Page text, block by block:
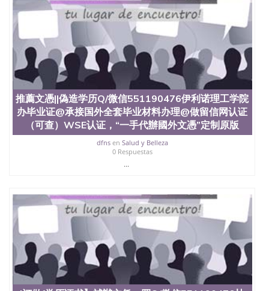
二、办理流程： 1、收集客户办理信息； 2、客户付
定金下单； 3、公司确认到账转制作点做电子图；
4、电子图做好发给客户确认； 5、电子图确认好转成
品部做成品； 6、成品做好拍照或者视频确认再付余
款； 7、快递给客户（国内顺丰，国外DHL）。 三、
真实网上可查的证明材料 1、教育部学历学位认证，
留服真实存档可查，存档。 2、留学回国人员证明
（使馆认证），使馆网站真实存档可查。 3、留信网
真实可查认证办理，存档可查，终身受用。 四、办理
流程农业科学院、艺术与建筑学院、商学院、交流学
院、地球及物质科学院、教育学院、工程学院、健康
与人类发展学院、信息工程与科学学院、人文学院、
护理学院、科学学院等。学校的教育学院排名在全美
前十名，工学院排名在前十五名，且继续攀升中。纽
约大学为学生们提供本科、硕士及博士学位。学校的
学、美术、电子工程、天文学、农业、环境污染控
制、历史、电气工程、生物工程、建筑设计、工商管
理、材料科学、机械工程、航天工程、土木工程、数
学、化学、英语、社会科学、心理学、戏剧、市场营
销、机械工程、计算机科学、物理学、人工智能、商
科、金融专业 1、客户提供相关材料，确定客户办理
信息，给出操作方案； 2、补充毕业证成绩单等相关
材料； 3、留服注册申请账号，付定金； 4、预约递
推薦文憑||偽造学历Q/微信551190476伊利诺理工学院
办毕业证@承接国外全套毕业材料办理@做留信网认证
（可查）WSE认证，“一手代辦國外文憑”定制原版
dfnsen Salud y Belleza
0 Respuestas
...